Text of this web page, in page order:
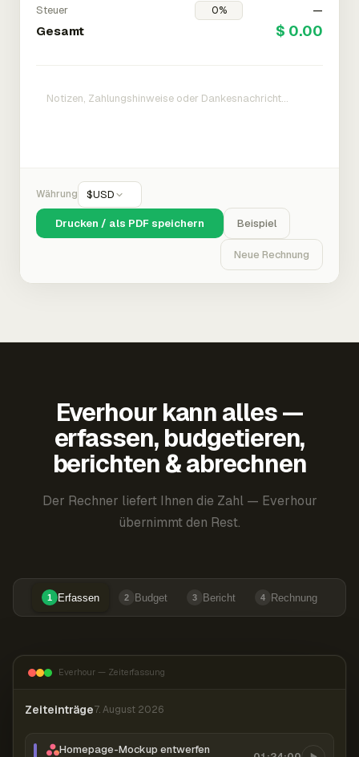
Steuer
—
Gesamt $ 0.00
Währung $USD
Drucken / als PDF speichern Beispiel
Neue Rechnung
Everhour kann alles —
erfassen, budgetieren,
berichten & abrechnen
Der Rechner liefert Ihnen die Zahl — Everhour
übernimmt den Rest.
1 Erfassen 2 Budget 3 Bericht 4 Rechnung
Everhour — Zeiterfassung
Zeiteinträge7. August 2026
Homepage-Mockup entwerfen